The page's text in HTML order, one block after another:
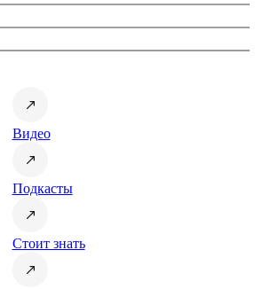
Видео
Подкасты
Стоит знать